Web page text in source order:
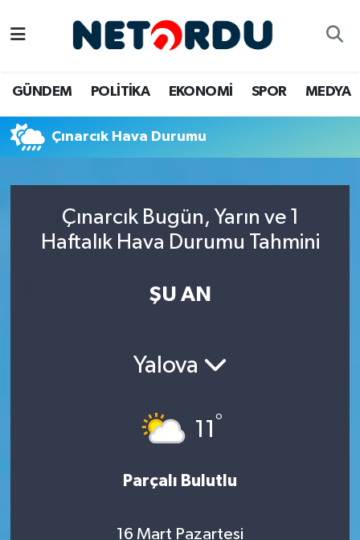
GÜNDEM POLİTİKA EKONOMİ SPOR MEDYA
Çınarcık Hava Durumu
Çınarcık Bugün, Yarın ve 1
Haftalık Hava Durumu Tahmini
ŞU AN
Yalova
11 °
Parçalı Bulutlu
16 Mart Pazartesi
DÜNYA
EĞİTİM
EKONOMİ
KULTUR-SANAT
Namaz Vakitleri
Trafik Durumu
Süper Lig Puan Durumu ve Fikstür
Son Dakika Haberleri